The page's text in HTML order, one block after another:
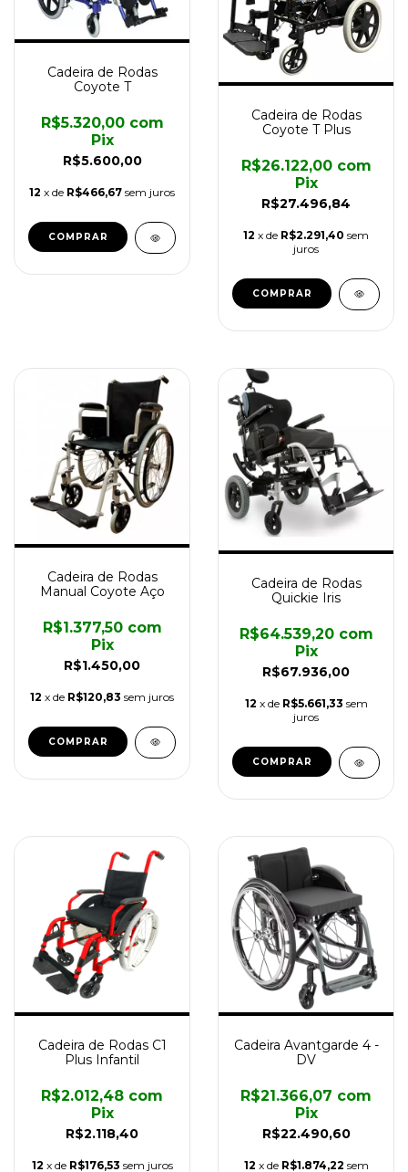
Cadeira de Rodas
Coyote T
R$5.600,00
R$5.320,00 com
Pix
12 x de R$466,67 sem juros
COMPRAR
Cadeira de Rodas
Coyote T Plus
R$27.496,84
R$26.122,00 com
Pix
12 x de R$2.291,40 sem
juros
Cadeira de Rodas
Manual Coyote Aço
R$1.450,00
R$1.377,50 com
Pix
12 x de R$120,83 sem juros
Cadeira de Rodas
Quickie Iris
R$67.936,00
R$64.539,20 com
Pix
12 x de R$5.661,33 sem
juros
COMPRAR
Cadeira de Rodas C1
Plus Infantil
R$2.118,40
R$2.012,48 com
Pix
12 x de R$176,53 sem juros
Cadeira Avantgarde 4 -
DV
R$22.490,60
R$21.366,07 com
Pix
12 x de R$1.874,22 sem